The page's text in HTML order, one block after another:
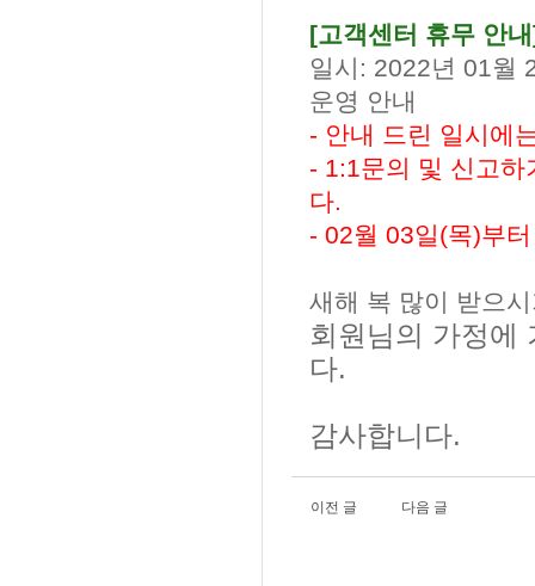
[고객센터 휴무 안
일시: 2022년 01월
운영 안내
- 안내 드린 일시에
- 1:1문의 및 신고
다.
- 02월 03일(목)부
새해 복 많이 받으
회원님의 가정에
다.
감사합니다.
이전 글 다음 글